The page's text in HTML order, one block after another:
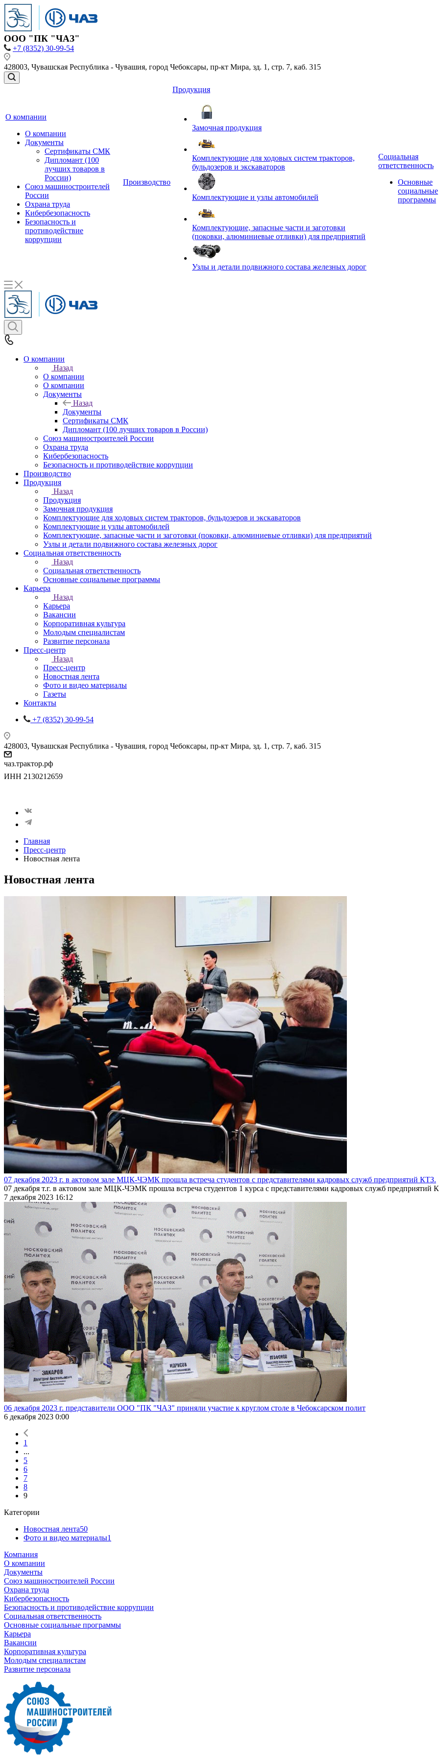
ООО "ПК "ЧАЗ"
+7 (8352) 30-99-54
428003, Чувашская Республика - Чувашия, город Чебоксары, пр-кт Мира, зд. 1, стр. 7, каб. 315
О компании
О компании
Документы
Сертификаты СМК
Дипломант (100
лучших товаров в
России)
Союз машиностроителей
России
Охрана труда
Кибербезопасность
Безопасность и
противодействие
коррупции
Производство
Продукция
Замочная продукция
Комплектующие для ходовых систем тракторов,
бульдозеров и экскаваторов
Комплектующие и узлы автомобилей
Комплектующие, запасные части и заготовки
(поковки, алюминиевые отливки) для предприятий
Узлы и детали подвижного состава железных дорог
Социальная
ответственность
Основные
социальные
программы
О компании
Назад
О компании
О компании
Документы
Назад
Документы
Сертификаты СМК
Дипломант (100 лучших товаров в России)
Союз машиностроителей России
Охрана труда
Кибербезопасность
Безопасность и противодействие коррупции
Производство
Продукция
Назад
Продукция
Замочная продукция
Комплектующие для ходовых систем тракторов, бульдозеров и экскаваторов
Комплектующие и узлы автомобилей
Комплектующие, запасные части и заготовки (поковки, алюминиевые отливки) для предприятий
Узлы и детали подвижного состава железных дорог
Социальная ответственность
Назад
Социальная ответственность
Основные социальные программы
Карьера
Назад
Карьера
Вакансии
Корпоративная культура
Молодым специалистам
Развитие персонала
Пресс-центр
Назад
Пресс-центр
Новостная лента
Фото и видео материалы
Газеты
Контакты
+7 (8352) 30-99-54
428003, Чувашская Республика - Чувашия, город Чебоксары, пр-кт Мира, зд. 1, стр. 7, каб. 315
чаз.трактор.рф
ИНН 2130212659
Главная
Пресс-центр
Новостная лента
Новостная лента
07 декабря 2023 г. в актовом зале МЦК-ЧЭМК прошла встреча студентов с представителями кадровых служб предприятий КТЗ.
07 декабря т.г. в актовом зале МЦК-ЧЭМК прошла встреча студентов 1 курса с представителями кадровых служб предприятий
7 декабря 2023 16:12
06 декабря 2023 г. представители ООО "ПК "ЧАЗ" приняли участие к круглом столе в Чебоксарском полит
6 декабря 2023 0:00
1
...
5
6
7
8
9
Категории
Новостная лента50
Фото и видео материалы1
Компания
О компании
Документы
Союз машиностроителей России
Охрана труда
Кибербезопасность
Безопасность и противодействие коррупции
Социальная ответственность
Основные социальные программы
Карьера
Вакансии
Корпоративная культура
Молодым специалистам
Развитие персонала